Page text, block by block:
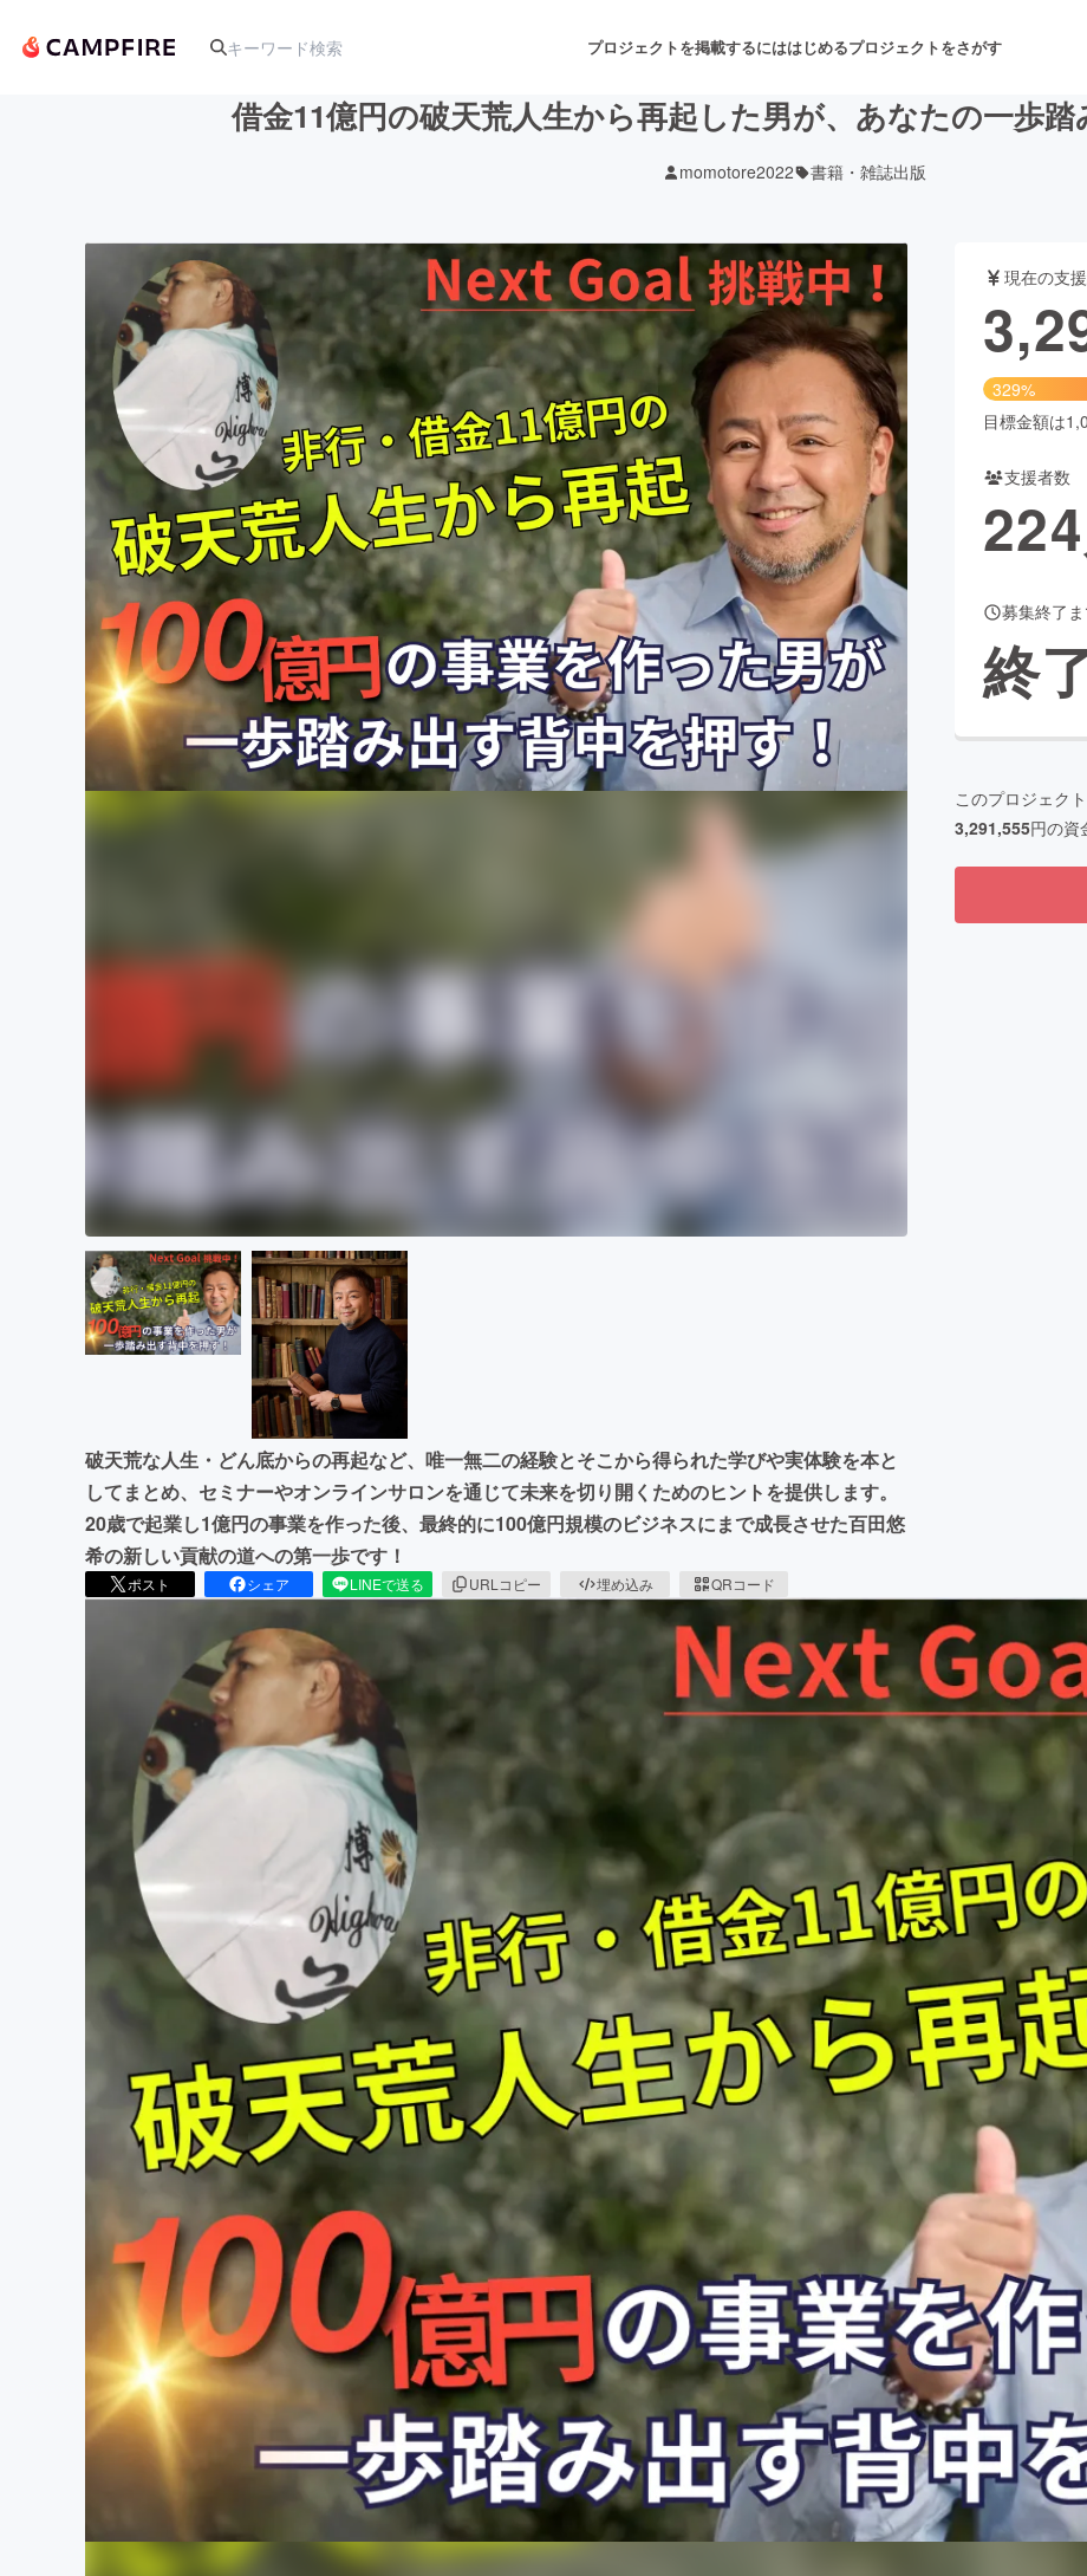
プロジェクトを掲載するにははじめるプロジェクトをさがす
アート・写真 音楽 舞台・パフォーマンス
テクノロジー・ガジェット ゲーム・サービス開発 フード・飲食店
映像・映画 書籍・雑誌出版 アニメ・漫画
ビジネス・起業 チャレンジ ビューティー・ヘルスケア
まちづくり・地域活性化
CAMPFIRE for Social Good
CAMPFIRE Creation
CAMPFIREふるさと納税 machi-yaコミュニティ
借金11億円の破天荒人生から再起した男が、あなたの一歩踏
momotore2022 書籍・雑誌出版
破天荒な人生・どん底からの再起など、唯一無二の経験とそこから得られた学びや実体験を本と
してまとめ、セミナーやオンラインサロンを通じて未来を切り開くためのヒントを提供します。
20歳で起業し1億円の事業を作った後、最終的に100億円規模のビジネスにまで成長させた百田悠
希の新しい貢献の道への第一歩です！
ポスト シェア LINEで送る URLコピー 埋め込み QRコード
現在の支
329%
目標金額は
支援者数
224
募集終了
終
このプロジェクト
3,291,555円の資